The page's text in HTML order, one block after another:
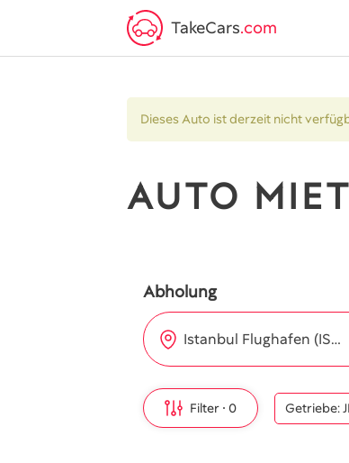
TakeCars.com
Dieses Auto ist derzeit nicht
AUTO
Abholung
Istanbul Flughafen (IST)
Filter 0 Getriebe: